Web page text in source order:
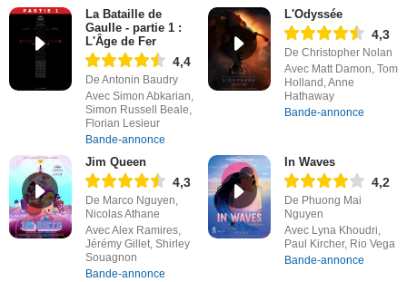
La Bataille de
Gaulle - partie 1 :
L'Âge de Fer
4,4
De Antonin Baudry
Avec Simon Abkarian,
Simon Russell Beale,
Florian Lesieur
Bande-annonce
L'Odyssée
4,3
De Christopher Nolan
Avec Matt Damon, Tom
Holland, Anne
Hathaway
Bande-annonce
Jim Queen
4,3
De Marco Nguyen,
Nicolas Athane
Avec Alex Ramires,
Jérémy Gillet, Shirley
Souagnon
Bande-annonce
In Waves
4,2
De Phuong Mai
Nguyen
Avec Lyna Khoudri,
Paul Kircher, Rio Vega
Bande-annonce